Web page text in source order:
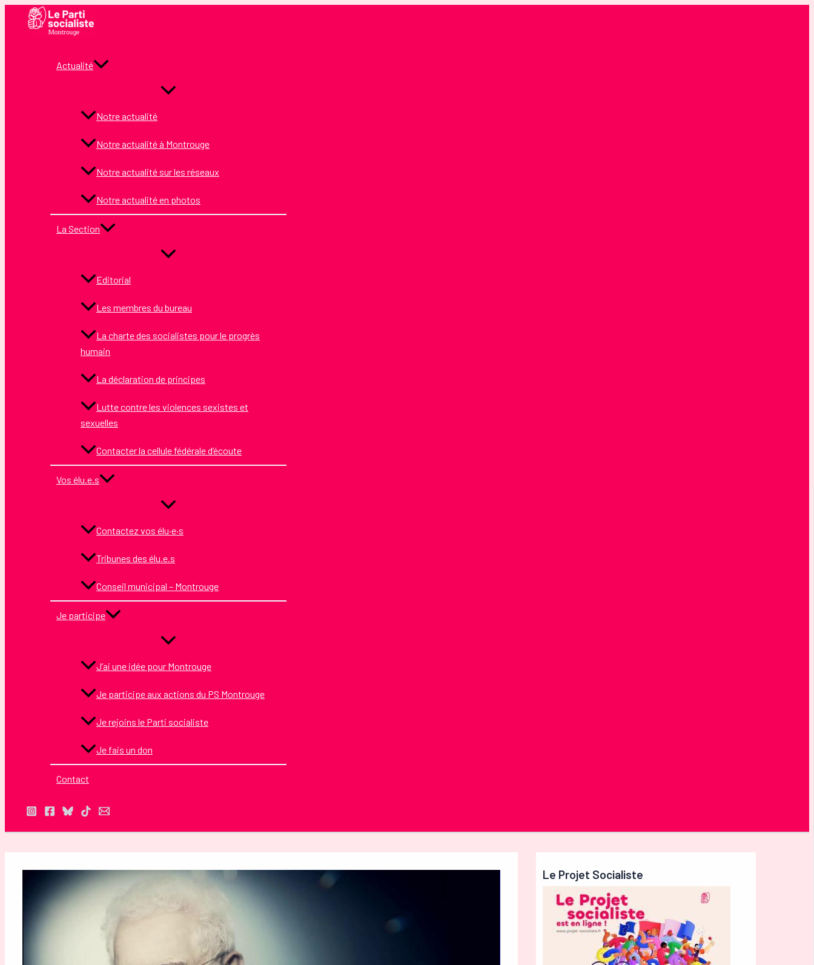
Actualité
Notre actualité
Notre actualité à Montrouge
Notre actualité sur les réseaux
Notre actualité en photos
La Section
Editorial
Les membres du bureau
La charte des socialistes pour le progrès
humain
La déclaration de principes
Lutte contre les violences sexistes et
sexuelles
Contacter la cellule fédérale d’écoute
Vos élu.e.s
Contactez vos élu·e·s
Tribunes des élu.e.s
Conseil municipal – Montrouge
Je participe
J’ai une idée pour Montrouge
Je participe aux actions du PS Montrouge
Je rejoins le Parti socialiste
Je fais un don
Contact
Le Projet Socialiste